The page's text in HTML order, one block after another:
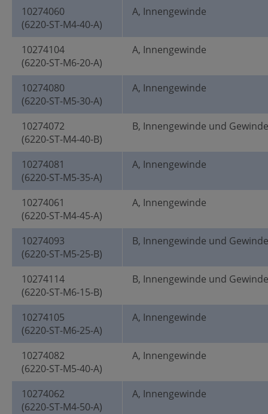
10274060
(6220-ST-M4-40-A)
A, Innengewinde
10274104
(6220-ST-M6-20-A)
A, Innengewinde
10274080
(6220-ST-M5-30-A)
A, Innengewinde
10274072
(6220-ST-M4-40-B)
B, Innengewinde und
10274081
(6220-ST-M5-35-A)
A, Innengewinde
10274061
(6220-ST-M4-45-A)
A, Innengewinde
10274093
(6220-ST-M5-25-B)
B, Innengewinde und
10274114
(6220-ST-M6-15-B)
B, Innengewinde und
10274105
(6220-ST-M6-25-A)
A, Innengewinde
10274082
(6220-ST-M5-40-A)
A, Innengewinde
10274062
(6220-ST-M4-50-A)
A, Innengewinde